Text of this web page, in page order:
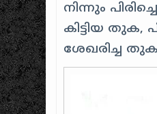
നിന്നും
കിട്ടിയ തുക,
ശേഖരിച്ച